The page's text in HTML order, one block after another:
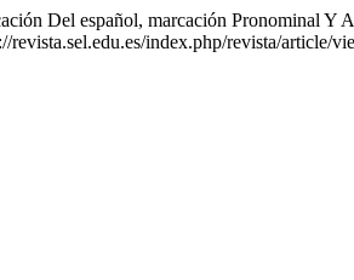
Del español, marcación Pronominal Y
index.php/revista/article/